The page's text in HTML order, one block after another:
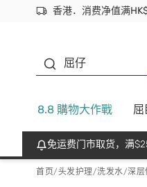
香港．消费净值满
立即成为易赏钱会员
首次APP下单买满
屈仔
8.8 購物大作戰 屈
免运费门市取货，满
首页/头发护理/洗发水/深层